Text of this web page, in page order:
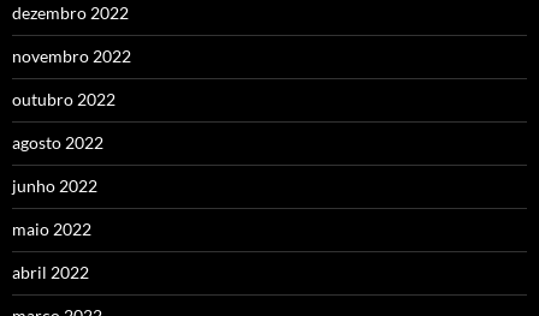
dezembro 2022
novembro 2022
outubro 2022
agosto 2022
junho 2022
maio 2022
abril 2022